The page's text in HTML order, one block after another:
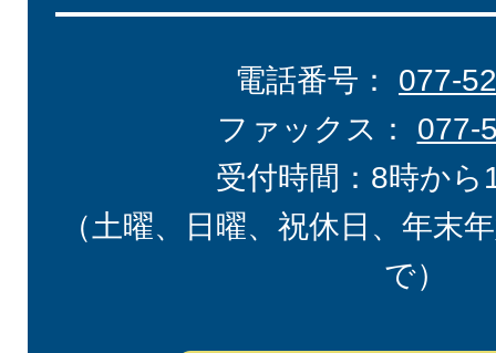
電話番号： 077-
ファックス： 077-
受付時間：8時から
（土曜、日曜、祝休日、年末
で）